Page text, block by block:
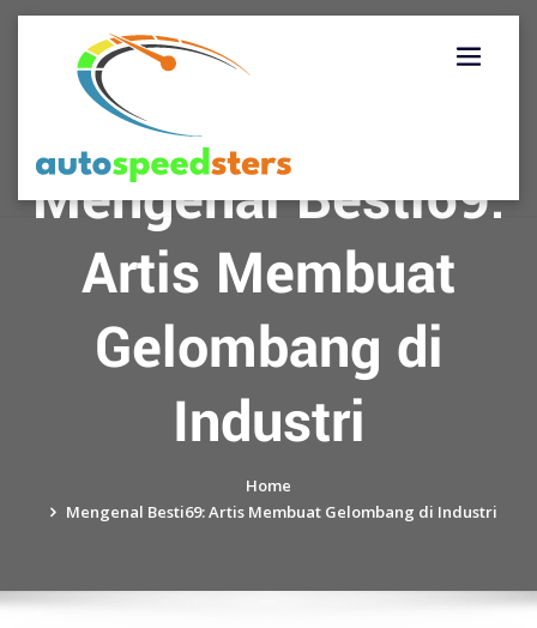
Skip
Mengenal Besti69:
Artis Membuat
Gelombang di
Industri
Home
Mengenal Besti69: Artis Membuat Gelombang di Industri